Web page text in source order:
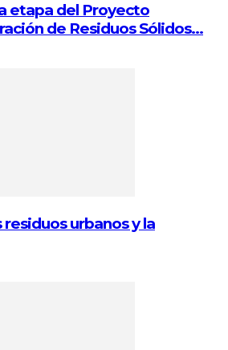
etapa del Proyecto
de Residuos Sólidos...
residuos urbanos y la